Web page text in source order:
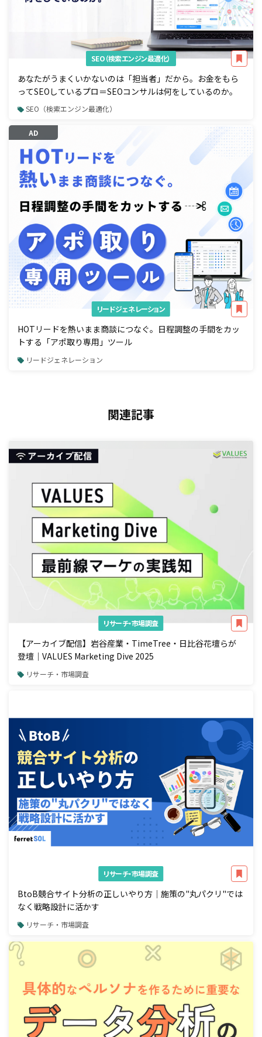
SEO（検索エンジン最適化）
あなたがうまくいかないのは「担当者」だから。お金をもら
ってSEOしているプロ＝SEOコンサルは何をしているのか。
SEO（検索エンジン最適化）
AD
リードジェネレーション
HOTリードを熱いまま商談につなぐ。日程調整の手間をカッ
トする「アポ取り専用」ツール
リードジェネレーション
関連記事
リサーチ・市場調査
【アーカイブ配信】岩谷産業・TimeTree・日比谷花壇らが
登壇｜VALUES Marketing Dive 2025
リサーチ・市場調査
リサーチ・市場調査
BtoB競合サイト分析の正しいやり方｜施策の"丸パクリ"では
なく戦略設計に活かす
リサーチ・市場調査